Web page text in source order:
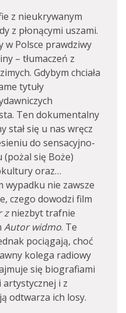
z nieukrywanym
z płonącymi uszami.
w Polsce prawdziwy
– tłumaczeń z
Gdybym chciała
tytuły
Ten dokumentalny
stał się u nas wręcz
do sensacyjno-
się Boże)
oraz…
wypadku nie zawsze
czego dowodzi film
zniezbyt trafnie
Autor widmo. Te
pociągają, choć
kolega radiowy
się biografiami
i z
odtwarza ich losy.